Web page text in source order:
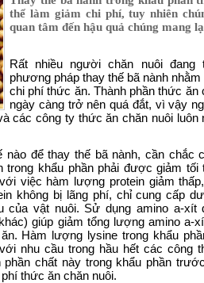
thể làm giảm chi phí, tuy nhiên
quan tâm đến hậu quả chúng mang
Rất nhiều người chăn nuôi đang
phương pháp thay thế bã nành
chi phí thức ăn. Thành phần thức ăn
ngày càng trở nên quá đắt, vì vậy
các công ty thức ăn chăn nuôi luôn
để thay thế bã nành, cần chắc
trong khẩu phần phải được giảm tối
việc hàm lượng protein giảm
không bị lãng phí, chỉ cung cấp
của vật nuôi. Sử dụng amino a-xít
giúp giảm tổng lượng amino a-
Hàm lượng lysine trong khẩu
nhu cầu trong hầu hết các công
phần chất này trong khẩu phần
thức ăn chăn nuôi.